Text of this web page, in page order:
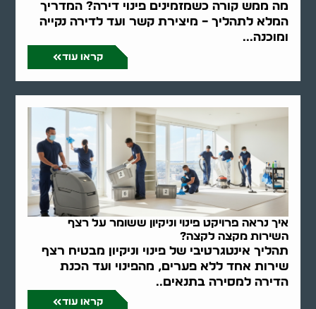
מה ממש קורה כשמזמינים פינוי דירה? המדריך
המלא לתהליך – מיצירת קשר ועד לדירה נקייה
ומוכנה...
קראו עוד
איך נראה פרויקט פינוי וניקיון ששומר על רצף
השירות מקצה לקצה?
תהליך אינטגרטיבי של פינוי וניקיון מבטיח רצף
שירות אחד ללא פערים, מהפינוי ועד הכנת
הדירה למסירה בתנאים..
קראו עוד